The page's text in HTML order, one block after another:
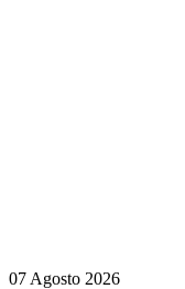
07 Agosto 2026